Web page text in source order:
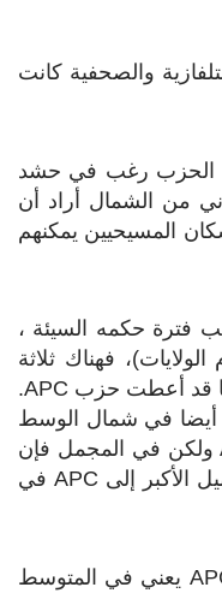
والصحفية كانت
الحزب رغب في حشد
من الشمال أراد أن
المسيحيين يمكنهم
فترة حكمه السيئة ،
فهناك ثلاثة
قد أعطت حزب APC
.
هائل وصل إلى 37%، وفي كوارا وهي أيضا في شمال الوسط
ولكن في المجمل فإن
الأكبر إلى APC في
يعني في المتوسط